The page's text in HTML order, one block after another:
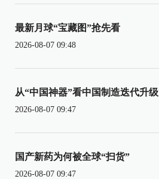
最新月球“宝藏图”抢先看
2026-08-07 09:48
从“中国神器”看中国制造迭代升级
2026-08-07 09:47
国产新药为何被全球“扫货”
2026-08-07 09:47